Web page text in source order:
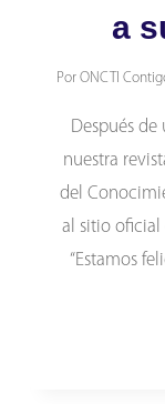
a
Por ONCTI
Después
nuestra
del
al sitio oficial
“Estamos